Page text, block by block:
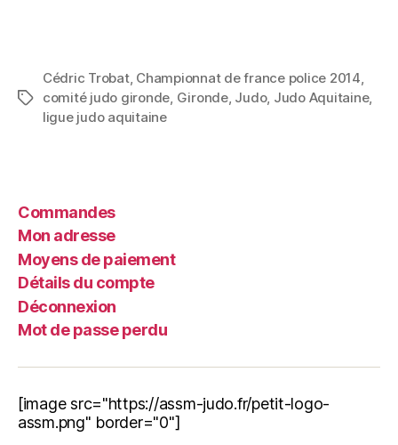
Cédric Trobat, Championnat de france police 2014,
comité judo gironde, Gironde, Judo, Judo Aquitaine,
ligue judo aquitaine
Commandes
Mon adresse
Moyens de paiement
Détails du compte
Déconnexion
Mot de passe perdu
[image src="https://assm-judo.fr/petit-logo-
assm.png" border="0"]